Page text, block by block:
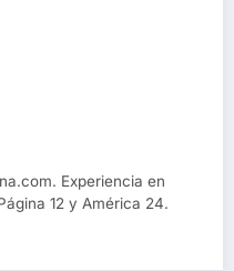
Experiencia en
12 y América 24.